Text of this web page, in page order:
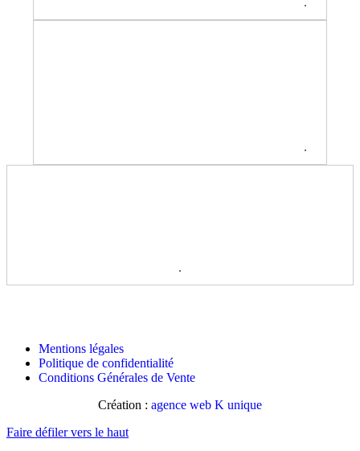
.
.
Mentions légales
Politique de confidentialité
Conditions Générales de Vente
Création : agence web K unique
Faire défiler vers le haut